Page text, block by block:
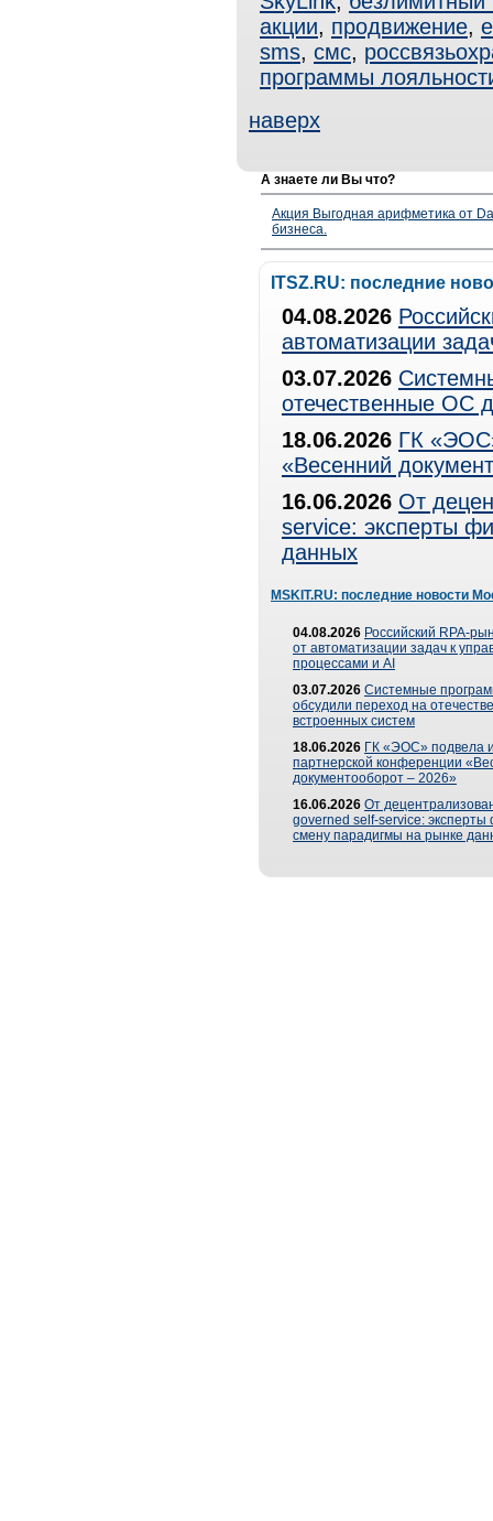
акции, продвижение,
sms, смс,
программы
наверх
А знаете ли Вы что?
Акция Выгодная арифметика от
бизнеса.
ITSZ.RU: последние
04.08.2026
автоматизации
03.07.2026
отечественные ОС
18.06.2026 ГК
«Весенний
16.06.2026 От
service: эксперты
данных
MSKIT.RU: последние новости
04.08.2026 Российский RPA-
от автоматизации задач к
процессами и AI
03.07.2026 Системные
обсудили переход на
встроенных систем
18.06.2026 ГК «ЭОС» подвела
партнерской конференции
документооборот – 2026»
16.06.2026 От
governed self-service: эксперты
смену парадигмы на рынке